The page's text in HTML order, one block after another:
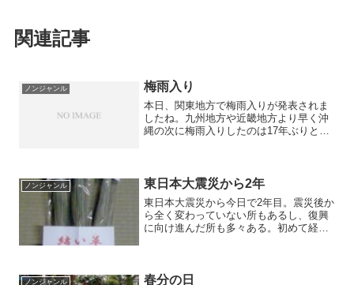
関連記事
ノンジャンル 梅雨入り
本日、関東地方で梅雨入りが発表されま
したね。九州地方や近畿地方より早く沖
縄の次に梅雨入りしたのは17年ぶりとい
りました。これからの季...
ノンジャンル 東日本大震災から2年
東日本大震災から今日で2年目。震災後か
ら全く変わっていない所もあるし、復興
に向け進んだ所も多々ある。初めて経験
あの日・・・。隣町の...
ノンジャンル 春分の日